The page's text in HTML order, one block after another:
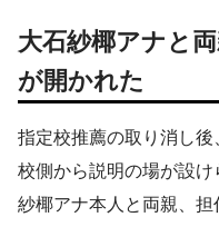
大石紗椰アナと
が開かれた
指定校推薦の取り消し
校側から説明の場が設
紗椰アナ本人と両親、